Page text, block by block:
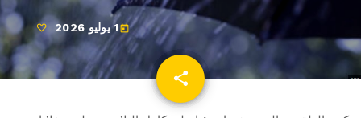
today1 يوليو 2026
share
email